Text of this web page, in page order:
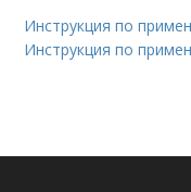
Инструкция по
Инструкция по